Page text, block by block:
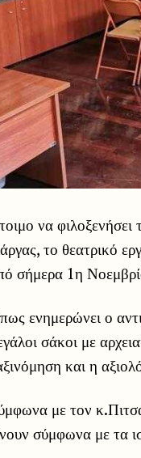
να
το θεατρικό
σήμερα 1η
ενημερώνει ο
σάκοι με
και η
με τον
σύμφωνα με τα